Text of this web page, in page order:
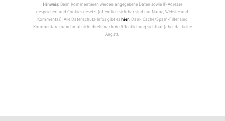
Hinweis:Beim Kommentieren werden angegebene Daten sowie IP-Adresse
gespeichert und Cookies gesetzt (öffentlich sichtbar sind nur Name, Website und
Kommentar). Alle Datenschutz-Infos gibt eshier. Dank Cache/Spam-Filter sind
Kommentare manchmal nicht direkt nach Veröffentlichung sichtbar (aber da, keine
Angst).